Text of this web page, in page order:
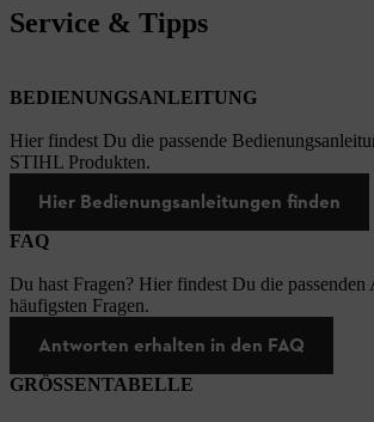
Service & Tipps
BEDIENUNGSANLEITUNG
Hier findest Du die passende
STIHL Produkten.
Hier Bedienungsanleitungen finden
FAQ
Du hast Fragen? Hier findest Du die
häufigsten Fragen.
Antworten erhalten in den FAQ
GRÖSSENTABELLE